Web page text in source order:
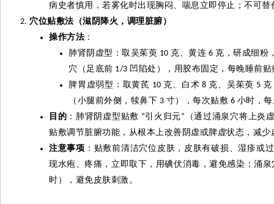
病史者慎用，若雾化时出现胸闷、喘息立即停止；不可
穴位贴敷法（滋阴降火，调理脏腑）
操作方法 ：
肺肾阴虚型：取吴茱萸 10 克、黄连 6 克，研成细粉
穴（足底前 1/3 凹陷处），用胶布固定，每晚睡前
脾胃虚弱型：取黄芪 10 克、白术 8 克、吴茱萸 5 克
（小腿前外侧，犊鼻下 3 寸），每次贴敷 6 小时，每
目的 ：肺肾阴虚型贴敷 “引火归元” （通过涌泉穴将上炎
贴敷调节脏腑功能，从根本上改善阴虚或脾虚状态，减
注意事项 ：贴敷前清洁穴位皮肤，皮肤有破损、湿疹或
现水疱、疼痛，立即取下，用碘伏消毒，避免感染；涌
时），避免皮肤刺激。